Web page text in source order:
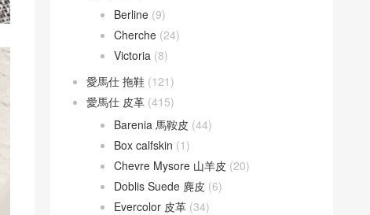
Berline (9)
Cherche (24)
Victoria (8)
愛馬仕 拖鞋 (121)
愛馬仕 皮革 (415)
Barenia 馬鞍皮 (44)
Box calfskin (1)
Chevre Mysore 山羊皮 (20)
Doblis Suede 麂皮 (6)
Evercolor 皮革 (34)